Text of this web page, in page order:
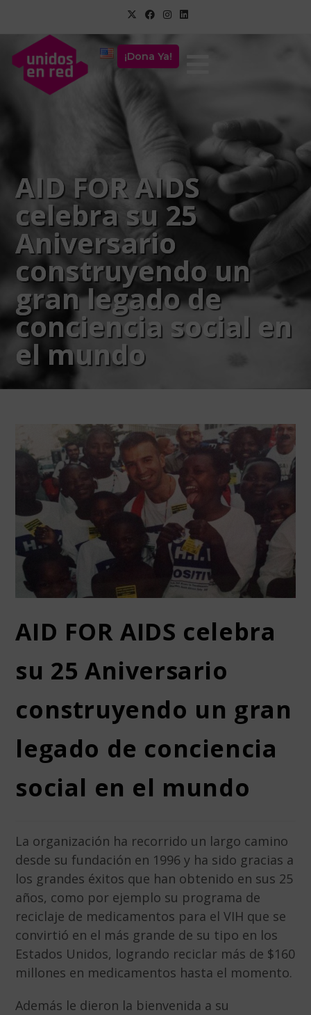
¡Dona Ya!
AID FOR AIDS
celebra su 25
Aniversario
construyendo un
gran legado de
conciencia social en
el mundo
AID FOR AIDS celebra
su 25 Aniversario
construyendo un gran
legado de conciencia
social en el mundo
La organización ha recorrido un largo camino
desde su fundación en 1996 y ha sido gracias a
los grandes éxitos que han obtenido en sus 25
años, como por ejemplo su programa de
reciclaje de medicamentos para el VIH que se
convirtió en el más grande de su tipo en los
Estados Unidos, logrando reciclar más de $160
millones en medicamentos hasta el momento.
Además le dieron la bienvenida a su